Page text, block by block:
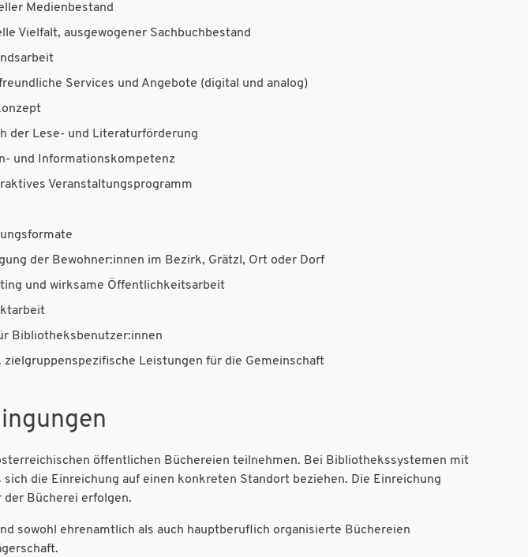
Medienbestand
Vielfalt, ausgewogener Sachbuchbestand
Services und Angebote (digital und analog)
der Lese- und Literaturförderung
und Informationskompetenz
Veranstaltungsprogramm
der Bewohner:innen im Bezirk, Grätzl, Ort oder Dorf
und wirksame Öffentlichkeitsarbeit
Bibliotheksbenutzer:innen
zielgruppenspezifische Leistungen für die Gemeinschaft
öffentlichen Büchereien teilnehmen. Bei Bibliothekssystemen mit
die Einreichung auf einen konkreten Standort beziehen. Die Einreichung
der Bücherei erfolgen.
sowohl ehrenamtlich als auch hauptberuflich organisierte Büchereien